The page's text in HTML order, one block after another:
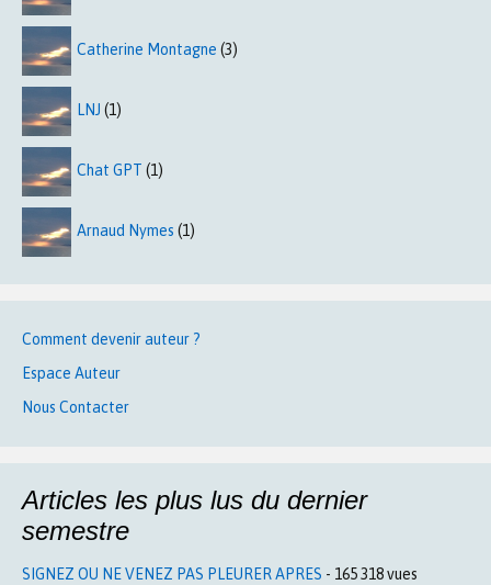
Catherine Montagne (3)
LNJ (1)
Chat GPT (1)
Arnaud Nymes (1)
Comment devenir auteur ?
Espace Auteur
Nous Contacter
Articles les plus lus du dernier
semestre
SIGNEZ OU NE VENEZ PAS PLEURER APRES - 165 318 vues